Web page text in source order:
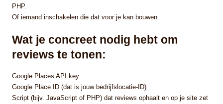
PHP.
Of iemand inschakelen die dat voor je kan bouwen.
Wat je concreet nodig hebt om
reviews te tonen:
Google Places API key
Google Place ID (dat is jouw bedrijfslocatie-ID)
Script (bijv. JavaScript of PHP) dat reviews ophaalt en op je site zet